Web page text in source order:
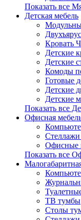
Показать все
Детская мебель
Кровать
Детские
Детские
Комоды
Готовые
Детские
Детские
Показать все
Офисная
Офисные
Показать все
ТВ тумбы
Столы